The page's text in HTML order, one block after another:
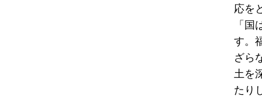
応を
「
す。
ざら
土を
たり